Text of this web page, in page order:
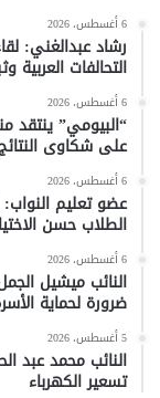
6 أغسطس، 2026
رشاد عبدالغني:
التحالفات
6 أغسطس، 2026
“البيومي” ينتقد
على شكاوى
6 أغسطس، 2026
عضو تعليم النواب:
الطلاب حسن
6 أغسطس، 2026
النائب ميشيل
ضرورة لحماية
5 أغسطس، 2026
النائب محمد عبد
تسعير الكهرباء